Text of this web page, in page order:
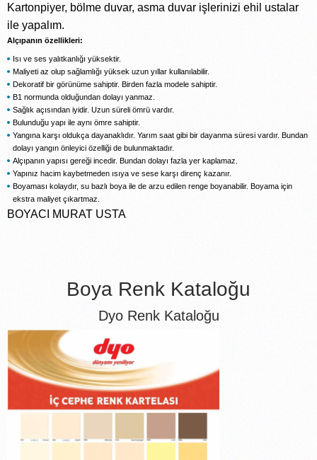
Kartonpiyer, bölme duvar, asma duvar işlerinizi ehil ustalar
ile yapalım.
Alçıpanın özellikleri:
Isı ve ses yalıtkanlığı yüksektir.
Maliyeti az olup sağlamlığı yüksek uzun yıllar kullanılabilir.
Dekoratif bir görünüme sahiptir. Birden fazla modele sahiptir.
B1 normunda olduğundan dolayı yanmaz.
Sağlık açısından iyidir. Uzun süreli ömrü vardır.
Bulunduğu yapı ile aynı ömre sahiptir.
Yangına karşı oldukça dayanaklıdır. Yarım saat gibi bir dayanma süresi vardır. Bundan
dolayı yangın önleyici özelliği de bulunmaktadır.
Alçıpanın yapısı gereği incedir. Bundan dolayı fazla yer kaplamaz.
Yapınız hacim kaybetmeden ısıya ve sese karşı direnç kazanır.
Boyaması kolaydır, su bazlı boya ile de arzu edilen renge boyanabilir. Boyama için
ekstra maliyet çıkartmaz.
BOYACI MURAT USTA
Boya Renk Kataloğu
Dyo Renk Kataloğu